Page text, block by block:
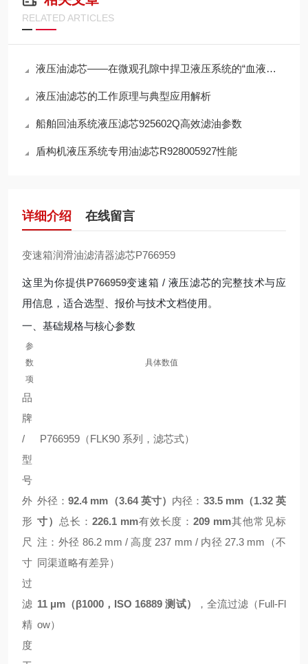
RELATED ARTICLES
液压油滤芯——在微观孔隙中捍卫液压系统的“血液纯净”
液压油滤芯的工作原理与典型应用解析
船舶回油系统液压滤芯925602Q高效滤油参数
盾构机液压系统专用油滤芯R928005927性能
详细介绍 在线留言
变速箱润滑油滤清器滤芯P766959
这里为你提供P766959变速箱 / 液压滤芯的完整技术与应
用信息，适合选型、报价与技术文档使用。
一、基础规格与核心参数
参
数
项
具体数值
品
牌
/
型
号
P766959（FLK90 系列，滤芯式）
外
形
尺
寸
外径：92.4 mm（3.64 英寸） 内径： 33.5 mm（1.32 英
寸） 总长： 226.1 mm有效长度：209 mm其他常见标
注：外径 86.2 mm / 高度 237 mm / 内径 27.3 mm（不
同渠道略有差异）
过
滤
精
度
11 μm（β1000，ISO 16889 测试）
，全流过滤（Full-Fl
ow）